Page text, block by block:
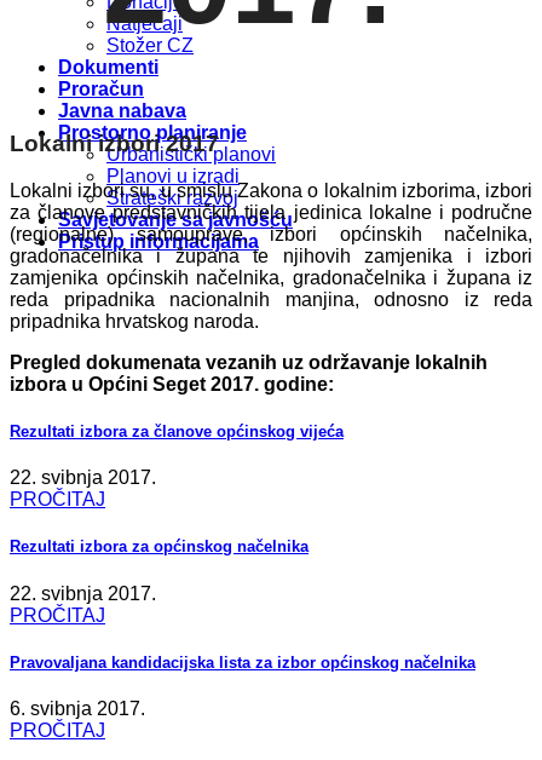
Natječaji
Stožer CZ
Dokumenti
Proračun
Javna nabava
Prostorno planiranje
Urbanistički planovi
Planovi u izradi
Strateški razvoj
Savjetovanje sa javnošću
Pristup informacijama
Lokalni izbori 2017
Lokalni izbori su, u smislu Zakona o lokalnim izborima, izbori
za članove predstavničkih tijela jedinica lokalne i područne
(regionalne) samouprave, izbori općinskih načelnika,
gradonačelnika i župana te njihovih zamjenika i izbori
zamjenika općinskih načelnika, gradonačelnika i župana iz
reda pripadnika nacionalnih manjina, odnosno iz reda
pripadnika hrvatskog naroda.
Pregled dokumenata vezanih uz održavanje lokalnih
izbora u Općini Seget 2017. godine:
Rezultati izbora za članove općinskog vijeća
22. svibnja 2017.
PROČITAJ
Rezultati izbora za općinskog načelnika
22. svibnja 2017.
PROČITAJ
Pravovaljana kandidacijska lista za izbor općinskog načelnika
6. svibnja 2017.
PROČITAJ